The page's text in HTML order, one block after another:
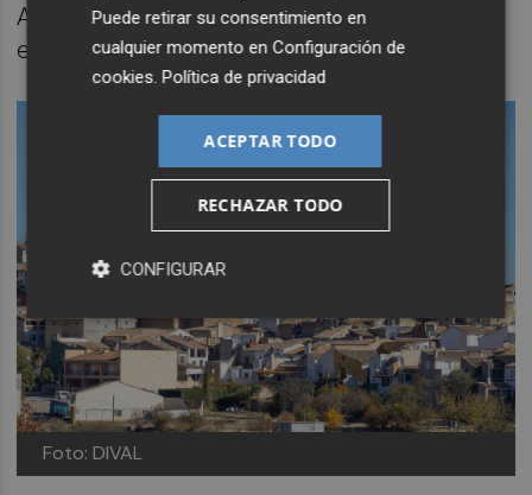
Aras de los Olmos-Venta del Moro", por
ejemplo.
Foto: DIVAL
Puede retirar su consentimiento en
cualquier momento enConfiguración de
cookies.Política de privacidad
ACEPTAR TODO
RECHAZAR TODO
CONFIGURAR